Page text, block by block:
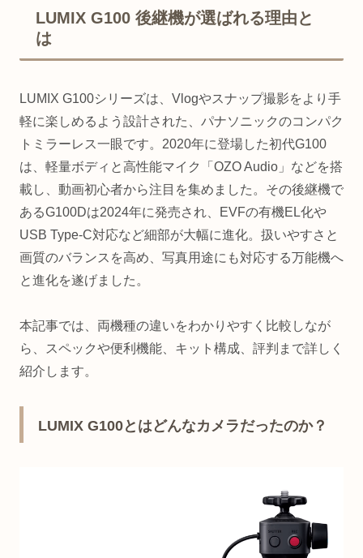
LUMIX G100 後継機が選ばれる理由と
は
LUMIX G100シリーズは、Vlogやスナップ撮影をより手
軽に楽しめるよう設計された、パナソニックのコンパク
トミラーレス一眼です。2020年に登場した初代G100
は、軽量ボディと高性能マイク「OZO Audio」などを搭
載し、動画初心者から注目を集めました。その後継機で
あるG100Dは2024年に発売され、EVFの有機EL化や
USB Type-C対応など細部が大幅に進化。扱いやすさと
画質のバランスを高め、写真用途にも対応する万能機へ
と進化を遂げました。
本記事では、両機種の違いをわかりやすく比較しなが
ら、スペックや便利機能、キット構成、評判まで詳しく
紹介します。
LUMIX G100とはどんなカメラだったのか？